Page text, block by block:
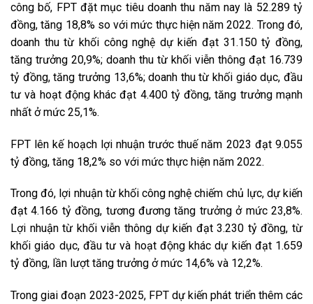
công bố, FPT đặt mục tiêu doanh thu năm nay là 52.289 tỷ
đồng, tăng 18,8% so với mức thực hiện năm 2022. Trong đó,
doanh thu từ khối công nghệ dự kiến đạt 31.150 tỷ đồng,
tăng trưởng 20,9%; doanh thu từ khối viễn thông đạt 16.739
tỷ đồng, tăng trưởng 13,6%; doanh thu từ khối giáo dục, đầu
tư và hoạt động khác đạt 4.400 tỷ đồng, tăng trưởng mạnh
nhất ở mức 25,1%.
FPT lên kế hoạch lợi nhuận trước thuế năm 2023 đạt 9.055
tỷ đồng, tăng 18,2% so với mức thực hiện năm 2022.
Trong đó, lợi nhuận từ khối công nghệ chiếm chủ lực, dự kiến
đạt 4.166 tỷ đồng, tương đương tăng trưởng ở mức 23,8%.
Lợi nhuận từ khối viễn thông dự kiến đạt 3.230 tỷ đồng, từ
khối giáo dục, đầu tư và hoạt động khác dự kiến đạt 1.659
tỷ đồng, lần lượt tăng trưởng ở mức 14,6% và 12,2%.
Trong giai đoạn 2023-2025, FPT dự kiến phát triển thêm các